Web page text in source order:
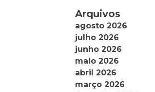
Arquivos
agosto 2026
julho 2026
junho 2026
maio 2026
abril 2026
março 2026